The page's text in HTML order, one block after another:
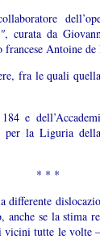
, curata da
Antoine
fra le quali
e
per la Liguria
* * *
differente
anche se la stima
vicini tutte le